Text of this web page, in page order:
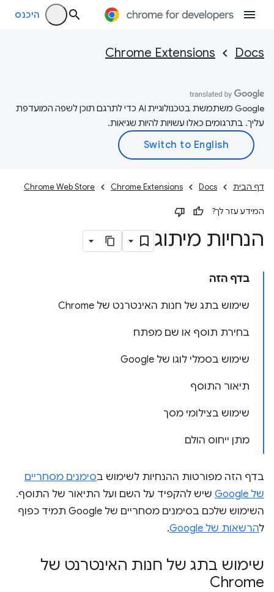
היכנס
Docs
Chrome Extensions
‫Google משתמשת בטכנולוגיית AI כדי לתרגם תוכן לשפה המועדפת
עליך. בתרגומים כאלו עשויות להיות שגיאות.
דף הבית Docs
Chrome Extensions
Chrome Web Store
המידע עזר לך?
הנחיות מיתוג
בדף הזה
שימוש בתג של חנות האינטרנט של Chrome
בחירת תוסף או שם מפתח
שימוש בסמלי לוגו של Google
תיאור התוסף
שימוש בצילומי מסך
מתן ייחוס הולם
בדף הזה מפורטות ההנחיות לשימוש בסימנים מסחריים
של Google
שיש להקפיד על השם ועל התיאור של התוסף.
השימוש שלכם בסימנים מסחריים של Google תמיד כפוף
להרשאות של Google .
שימוש בתג של חנות האינטרנט של
Chrome